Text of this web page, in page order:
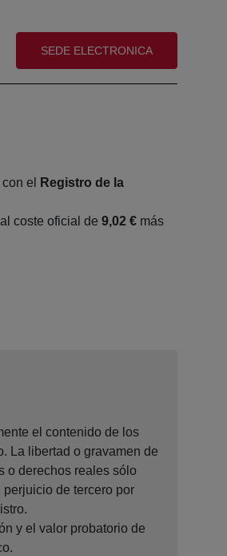
(abre en nueva ventana)
SEDE ELECTRONICA
el
Registro de la
coste oficial de 9,02 € más
el contenido de los
La libertad o gravamen de
o derechos reales sólo
de tercero por
y el valor probatorio de